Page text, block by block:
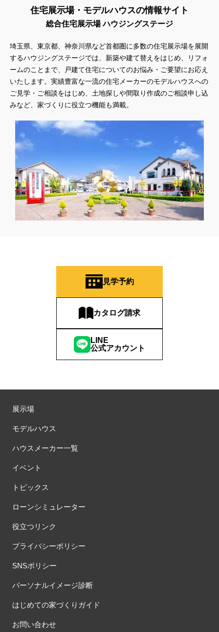
住宅展示場・モデルハウスの情報サイト
総合住宅展示場 ハウジングステージ
埼玉県、東京都、神奈川県など首都圏に多数の住宅展示場を展開
するハウジングステージでは、新築や建て替えをはじめ、リフォ
ームのことまで、戸建て住宅についてのお悩み・ご要望にお応え
いたします。実績豊富な一流の住宅メーカーのモデルハウスへの
ご見学・ご相談をはじめ、土地探しや間取り作成のご相談申し込
みなど、家づくりに役立つ機能も満載。
見学予約
カタログ請求
LINE
公式アカウント
展示場
モデルハウス
ハウスメーカー一覧
イベント
トピックス
ローンシミュレーター
役立つリンク
プライバシーポリシー
SNSポリシー
パーソナルイメージ診断
はじめての家づくりガイド
お問い合わせ